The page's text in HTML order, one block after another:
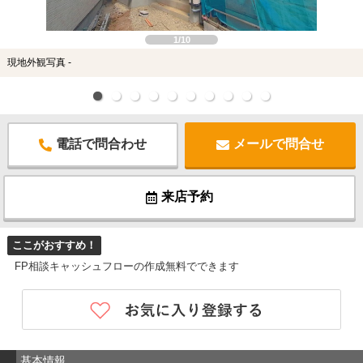
1/10
現地外観写真 -
電話で問合わせ メールで問合せ
来店予約
ここがおすすめ！
FP相談キャッシュフローの作成無料でできます
基本情報